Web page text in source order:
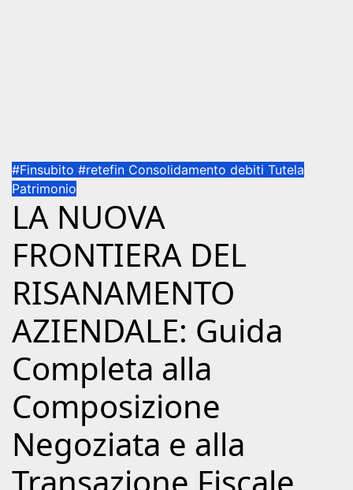
#Finsubito #retefin Consolidamento debiti Tutela
Patrimonio
LA NUOVA
FRONTIERA DEL
RISANAMENTO
AZIENDALE: Guida
Completa alla
Composizione
Negoziata e alla